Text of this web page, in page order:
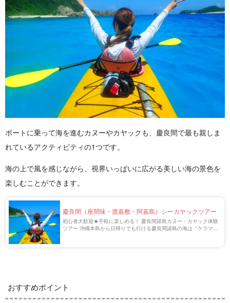
ボートに乗って海を進むカヌーやカヤックも、慶良間で最も親しま
れているアクティビティの1つです。
海の上で風を感じながら、視界いっぱいに広がる美しい海の景色を
楽しむことができます。
慶良間（座間味・渡嘉敷・阿嘉島）シーカヤックツアー
初心者大歓迎★手軽に楽しめる！ 慶良間諸島カヌー・カヤック体験
ツアー 沖縄本島から日帰りでも行ける慶良間諸島の海は『ケラマブ
おすすめポイント